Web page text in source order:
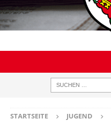
STARTSEITE JUGEND